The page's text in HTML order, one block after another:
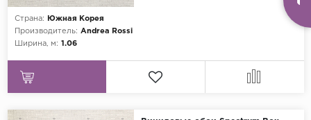
Страна:
Южная Корея
Производитель: Andrea Rossi
Ширина, м: 1.06